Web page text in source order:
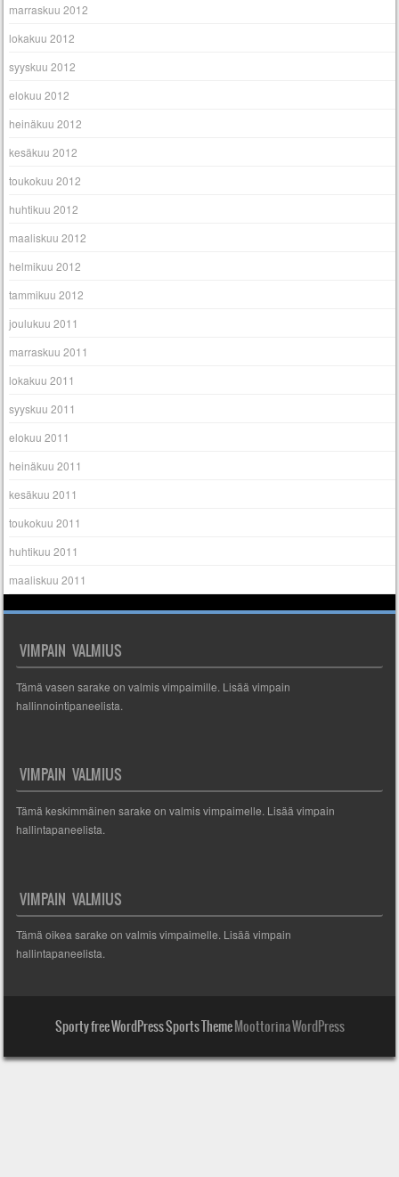
marraskuu 2012
lokakuu 2012
syyskuu 2012
elokuu 2012
heinäkuu 2012
kesäkuu 2012
toukokuu 2012
huhtikuu 2012
maaliskuu 2012
helmikuu 2012
tammikuu 2012
joulukuu 2011
marraskuu 2011
lokakuu 2011
syyskuu 2011
elokuu 2011
heinäkuu 2011
kesäkuu 2011
toukokuu 2011
huhtikuu 2011
maaliskuu 2011
VIMPAIN VALMIUS
Tämä vasen sarake on valmis vimpaimille. Lisää vimpain
hallinnointipaneelista.
VIMPAIN VALMIUS
Tämä keskimmäinen sarake on valmis vimpaimelle. Lisää vimpain
hallintapaneelista.
VIMPAIN VALMIUS
Tämä oikea sarake on valmis vimpaimelle. Lisää vimpain
hallintapaneelista.
Sporty free WordPress Sports ThemeMoottorina WordPress